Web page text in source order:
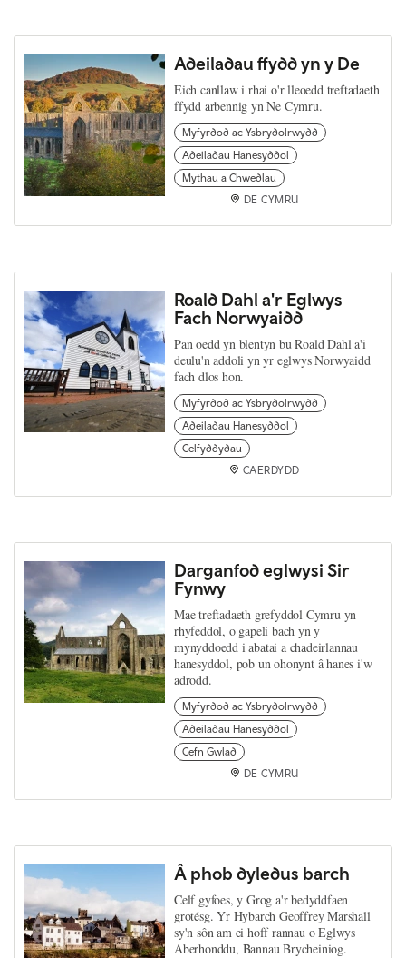
Adeiladau ffydd yn y De
Eich canllaw i rhai o'r lleoedd treftadaeth
ffydd arbennig yn Ne Cymru.
Myfyrdod ac Ysbrydolrwydd
Adeiladau Hanesyddol
Mythau a Chwedlau
DE CYMRU
Roald Dahl a'r Eglwys
Fach Norwyaidd
Pan oedd yn blentyn bu Roald Dahl a'i
deulu'n addoli yn yr eglwys Norwyaidd
fach dlos hon.
Myfyrdod ac Ysbrydolrwydd
Adeiladau Hanesyddol
Celfyddydau
CAERDYDD
Darganfod eglwysi Sir
Fynwy
Mae treftadaeth grefyddol Cymru yn
rhyfeddol, o gapeli bach yn y
mynyddoedd i abatai a chadeirlannau
hanesyddol, pob un ohonynt â hanes i'w
adrodd.
Myfyrdod ac Ysbrydolrwydd
Adeiladau Hanesyddol
Cefn Gwlad
DE CYMRU
Â phob dyledus barch
Celf gyfoes, y Grog a'r bedyddfaen
grotésg. Yr Hybarch Geoffrey Marshall
sy'n sôn am ei hoff rannau o Eglwys
Aberhonddu, Bannau Brycheiniog.